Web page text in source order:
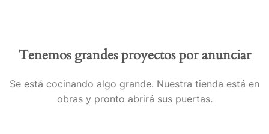
Tenemos grandes proyectos por anunciar
Se está cocinando algo grande. Nuestra tienda está en
obras y pronto abrirá sus puertas.